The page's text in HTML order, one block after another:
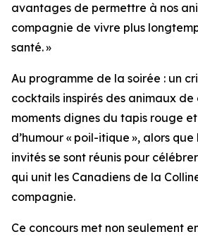
avantages de permettre à nos
compagnie de vivre plus
santé. »
Au programme de la soirée : un
cocktails inspirés des animaux
moments dignes du tapis rouge
d’humour « poil-itique », alors
invités se sont réunis pour
qui unit les Canadiens de la
compagnie.
Ce concours met non seulement